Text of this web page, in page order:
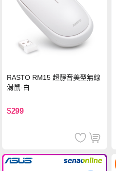
RASTO RM15 超靜音美型無線
滑鼠-白
$299